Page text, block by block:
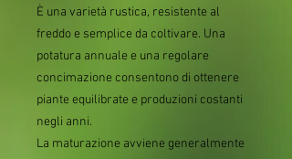
È una varietà rustica, resistente al
freddo e semplice da coltivare. Una
potatura annuale e una regolare
concimazione consentono di ottenere
piante equilibrate e produzioni costanti
negli anni.
La maturazione avviene generalmente